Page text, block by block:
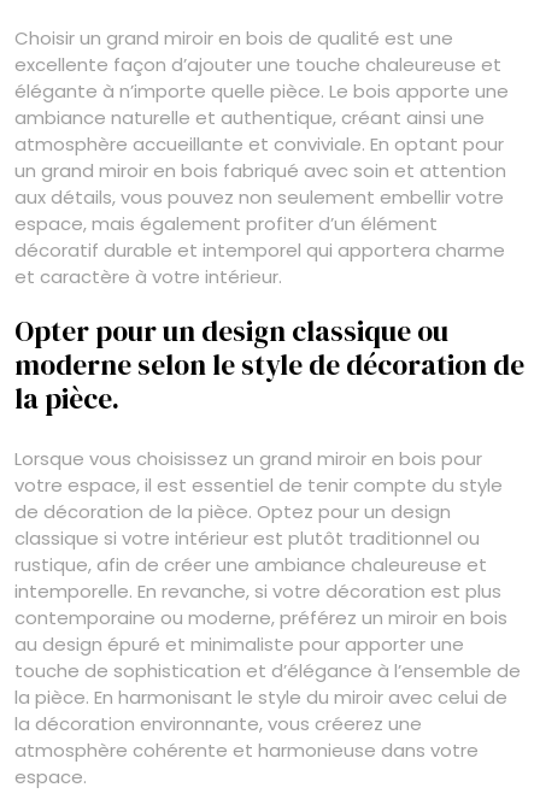
Choisir un grand miroir en bois de qualité est une
excellente façon d’ajouter une touche chaleureuse et
élégante à n’importe quelle pièce. Le bois apporte une
ambiance naturelle et authentique, créant ainsi une
atmosphère accueillante et conviviale. En optant pour
un grand miroir en bois fabriqué avec soin et attention
aux détails, vous pouvez non seulement embellir votre
espace, mais également profiter d’un élément
décoratif durable et intemporel qui apportera charme
et caractère à votre intérieur.
Opter pour un design classique ou
moderne selon le style de décoration de
la pièce.
Lorsque vous choisissez un grand miroir en bois pour
votre espace, il est essentiel de tenir compte du style
de décoration de la pièce. Optez pour un design
classique si votre intérieur est plutôt traditionnel ou
rustique, afin de créer une ambiance chaleureuse et
intemporelle. En revanche, si votre décoration est plus
contemporaine ou moderne, préférez un miroir en bois
au design épuré et minimaliste pour apporter une
touche de sophistication et d’élégance à l’ensemble de
la pièce. En harmonisant le style du miroir avec celui de
la décoration environnante, vous créerez une
atmosphère cohérente et harmonieuse dans votre
espace.